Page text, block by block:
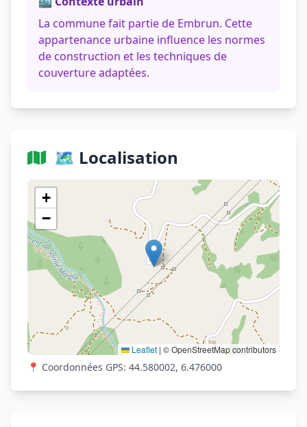
La commune fait partie de Embrun. Cette
appartenance urbaine influence les normes
de construction et les techniques de
couverture adaptées.
🗺️ Localisation
+
−
Leaflet | © OpenStreetMap contributors
Voir sur OpenStreetMap
📍 Coordonnées GPS: 44.580002, 6.476000